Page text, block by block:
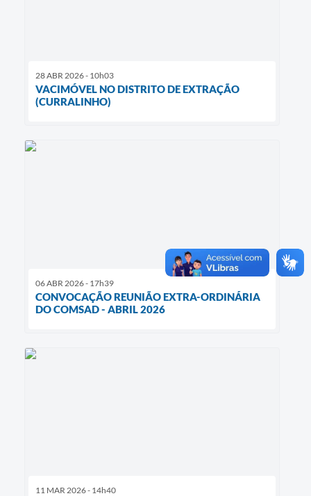
28 ABR 2026 - 10h03
VACIMÓVEL NO DISTRITO DE EXTRAÇÃO
(CURRALINHO)
06 ABR 2026 - 17h39
CONVOCAÇÃO REUNIÃO EXTRA-ORDINÁRIA
DO COMSAD - ABRIL 2026
11 MAR 2026 - 14h40